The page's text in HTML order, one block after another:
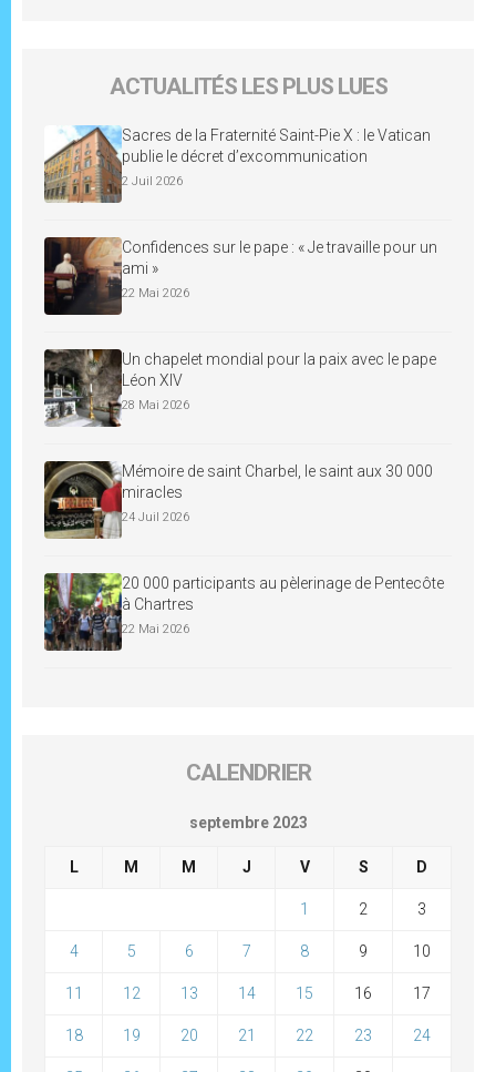
ACTUALITÉS LES PLUS LUES
Sacres de la Fraternité Saint-Pie X : le Vatican
publie le décret d’excommunication
2 Juil 2026
Confidences sur le pape : « Je travaille pour un
ami »
22 Mai 2026
Un chapelet mondial pour la paix avec le pape
Léon XIV
28 Mai 2026
Mémoire de saint Charbel, le saint aux 30 000
miracles
24 Juil 2026
20 000 participants au pèlerinage de Pentecôte
à Chartres
22 Mai 2026
CALENDRIER
septembre 2023
L M M J V S D
1 2 3
4 5 6 7 8 9 10
11 12 13 14 15 16 17
18 19 20 21 22 23 24